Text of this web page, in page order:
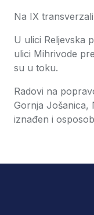
Na IX
U ulici Reljevska
ulici Mihrivode
su u toku.
Radovi na
Gornja Jošanica,
iznađen i